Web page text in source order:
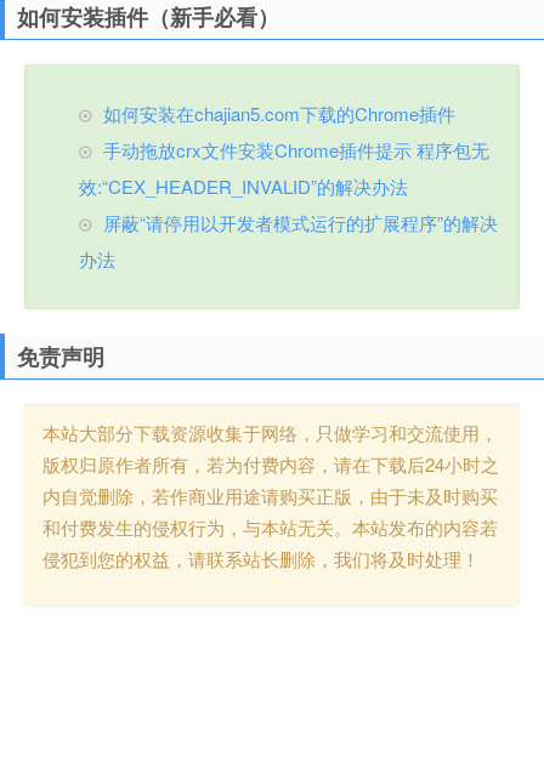
如何安装插件（新手必看）
如何安装在chajian5.com下载的Chrome插件
手动拖放crx文件安装Chrome插件提示 程序包无
效:“CEX_HEADER_INVALID”的解决办法
屏蔽“请停用以开发者模式运行的扩展程序”的解决
办法
免责声明
本站大部分下载资源收集于网络，只做学习和交流使用，
版权归原作者所有，若为付费内容，请在下载后24小时之
内自觉删除，若作商业用途请购买正版，由于未及时购买
和付费发生的侵权行为，与本站无关。本站发布的内容若
侵犯到您的权益，请联系站长删除，我们将及时处理！